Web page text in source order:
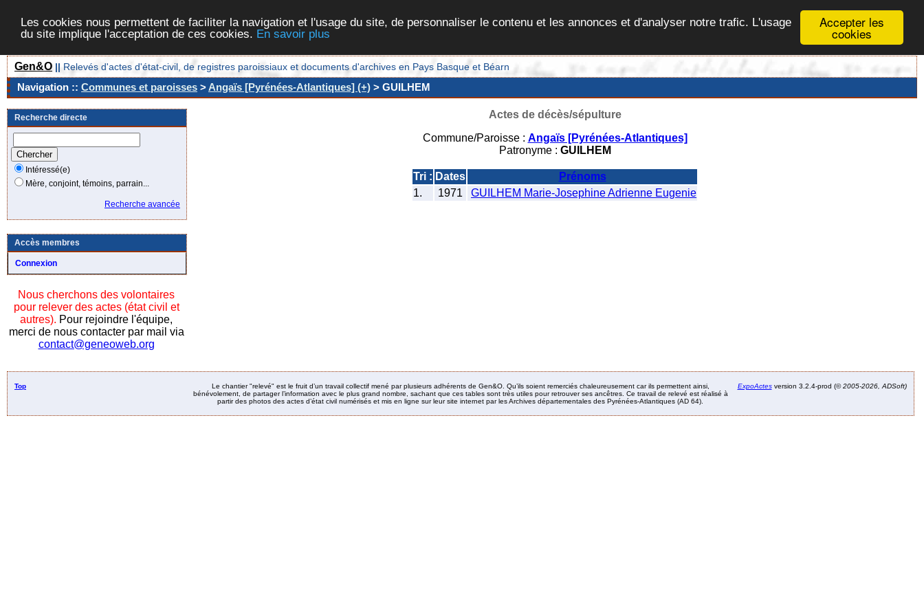
Accepter les
cookies
Les cookies nous permettent de faciliter la navigation et l'usage du site, de personnaliser le contenu et les annonces et d'analyser notre trafic. L'usage
du site implique l'acceptation de ces cookies. En savoir plus
Gen&O || Relevés d'actes d'état-civil, de registres paroissiaux et documents d'archives en Pays Basque et Béarn
Navigation :: Communes et paroisses >Angaïs [Pyrénées-Atlantiques] (+) > GUILHEM
Recherche directe
Intéressé(e)
Mère, conjoint, témoins, parrain...
Recherche avancée
Accès membres
Connexion
Nous cherchons des volontaires
pour relever des actes (état civil et
autres). Pour rejoindre l'équipe,
merci de nous contacter par mail via
contact@geneoweb.org
Actes de décès/sépulture
Commune/Paroisse : Angaïs [Pyrénées-Atlantiques]
Patronyme : GUILHEM
Tri : Dates
Prénoms
1.
1971 GUILHEM Marie-Josephine Adrienne Eugenie
Top
Le chantier "relevé" est le fruit d’un travail collectif mené par plusieurs adhérents de Gen&O. Qu’ils soient remerciés chaleureusement car ils permettent ainsi,
bénévolement, de partager l’information avec le plus grand nombre, sachant que ces tables sont très utiles pour retrouver ses ancêtres. Ce travail de relevé est réalisé à
partir des photos des actes d’état civil numérisés et mis en ligne sur leur site internet par les Archives départementales des Pyrénées-Atlantiques (AD 64).
ExpoActesversion 3.2.4-prod (©2005-2026, ADSoft)